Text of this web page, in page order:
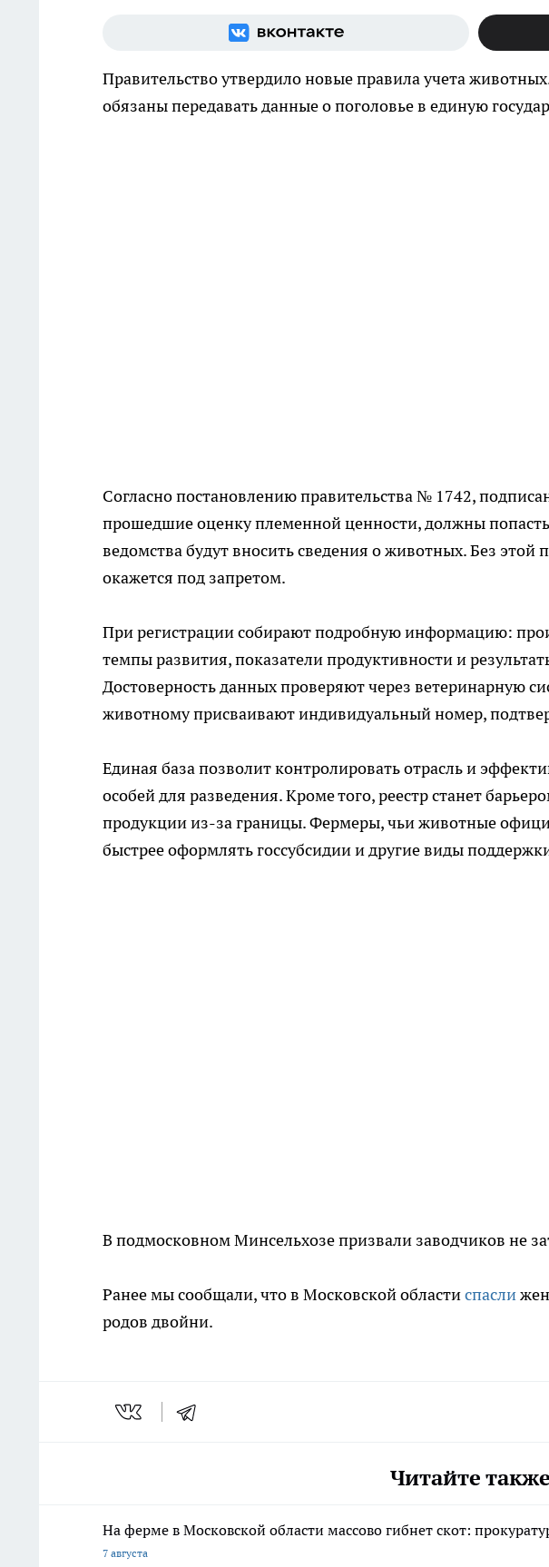
Правительство утвердило новые правила учета
обязаны передавать данные о поголовье в единую
Согласно постановлению правительства № 1742,
прошедшие оценку племенной ценности, должны
ведомства будут вносить сведения о животных. Без этой
окажется под запретом.
При регистрации собирают подробную информацию:
темпы развития, показатели продуктивности и
Достоверность данных проверяют через ветеринарную
животному присваивают индивидуальный номер,
Единая база позволит контролировать отрасль и
особей для разведения. Кроме того, реестр станет
продукции из-за границы. Фермеры, чьи животные
быстрее оформлять госсубсидии и другие виды
В подмосковном Минсельхозе призвали заводчиков не
Ранее мы сообщали, что в Московской областиспасли
родов двойни.
Читайте
На ферме в Московской области массово гибнет скот:
7 августа